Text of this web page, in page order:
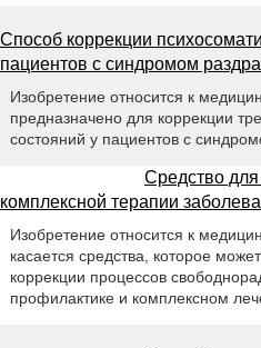
Способ коррекции
пациентов с синдромом
Изобретение относится к
предназначено для коррекции
состояний у пациентов с
Средство
комплексной терапии
Изобретение относится к
касается средства, которое
коррекции процессов
профилактике и комплексном